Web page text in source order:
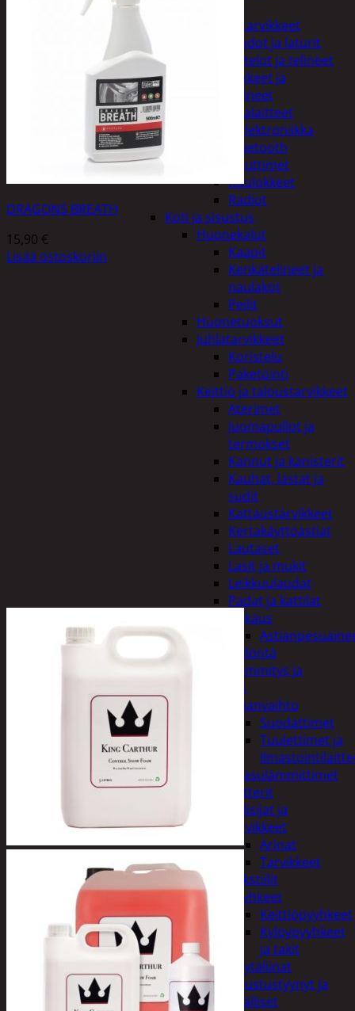
Puhelintarvikkeet
Johdot ja laturit
Kotelot ja telineet
Tv-tarvikkeet ja
seinätelineet
Varavirtalaitteet
Viihde-elektroniikka
Bluetooth
kaiuttimet
Kuulokkeet
Radiot
Koti ja sisustus
Huonekalut
Kaapit
Kenkätelineet ja
naulakot
Peilit
Huonetuoksut
Juhlatarvikkeet
Koristelu
Paketointi
Keittiö ja taloustarvikkeet
Aterimet
Juomapullot ja
termokset
Kannut ja kanisterit
Kauhat, lastat ja
sudit
Kattaustarvikkeet
Kertakäyttöastiat
Lautaset
Lasit ja mukit
Leikkuulaudat
Padat ja kattilat
Tiskaus
Säilöntä
Kodin lämmitys ja
tuuletus
Ilmanvaihto
Suodattimet
Tuulettimet ja
Kaasulämmittimet
Patterit
Tulisijat ja
tarvikkeet
Arinat
Tarvikkeet
Kodintekstiilit
Pyyhkeet
Keittiöpyyhkeet
Kylpypyyhkeet
ja takit
Pöytäliinat
Sisustustyynyt ja
päälliset
DRAGONS BREATH
15,90 €
Lisää ostoskoriin